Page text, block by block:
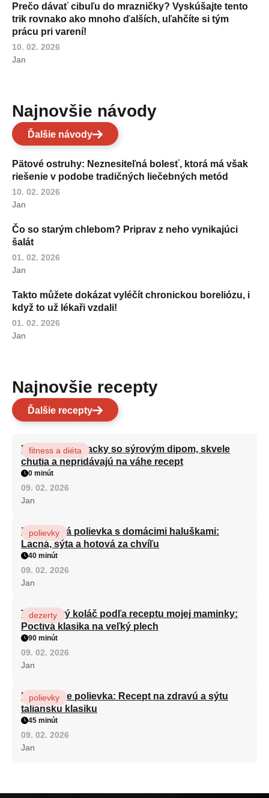
Prečo dávať cibuľu do mrazničky? Vyskúšajte tento
trik rovnako ako mnoho ďalších, uľahčíte si tým
prácu pri varení!
10. 02. 2026
Jan
Najnovšie návody
Ďalšie návody
Pätové ostruhy: Neznesiteľná bolesť, ktorá má však
riešenie v podobe tradičných liečebných metód
10. 02. 2026
Jan
Čo so starým chlebom? Priprav z neho vynikajúci
šalát
01. 02. 2026
Jan
Takto můžete dokázat vyléčít chronickou boreliózu, i
když to už lékaři vzdali!
01. 02. 2026
Jan
Najnovšie recepty
Ďalšie recepty
Brokolicové placky so sýrovým dipom, skvele
chutia a nepridávajú na váhe recept
fitness a diéta
0 minút
09. 02. 2026
Jan
Zeleninová polievka s domácimi haluškami:
Lacná, sýta a hotová za chvíľu
polievky
40 minút
09. 02. 2026
Jan
Tvarohový koláč podľa receptu mojej maminky:
Poctivá klasika na veľký plech
dezerty
90 minút
09. 02. 2026
Jan
Minestrone polievka: Recept na zdravú a sýtu
taliansku klasiku
polievky
45 minút
09. 02. 2026
Jan